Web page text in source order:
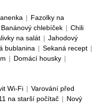
| Fazolky na
Banánový chlebíček | Chili
na salát | Jahodový
bublanina | Sekaná recept |
| Domácí housky |
Wi-Fi | Varování před
na starší počítač | Nový